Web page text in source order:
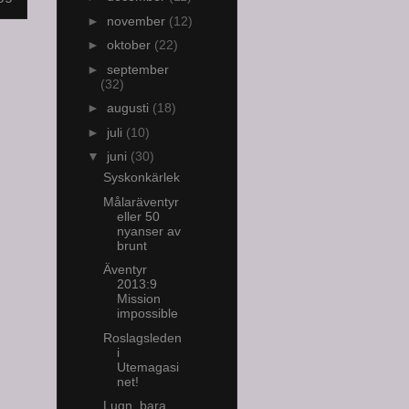
► november (12)
► oktober (22)
► september
(32)
► augusti (18)
► juli (10)
▼ juni (30)
Syskonkärlek
Målaräventyr
eller 50
nyanser av
brunt
Äventyr
2013:9
Mission
impossible
Roslagsleden
i
Utemagasi
net!
Lugn, bara